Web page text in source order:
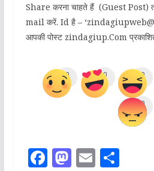
Share करना चाहते हैं (Guest Post)
mail करें. Id है –
आपकी पोस्ट zindagiup.Com
0 0 0
0
F M E S